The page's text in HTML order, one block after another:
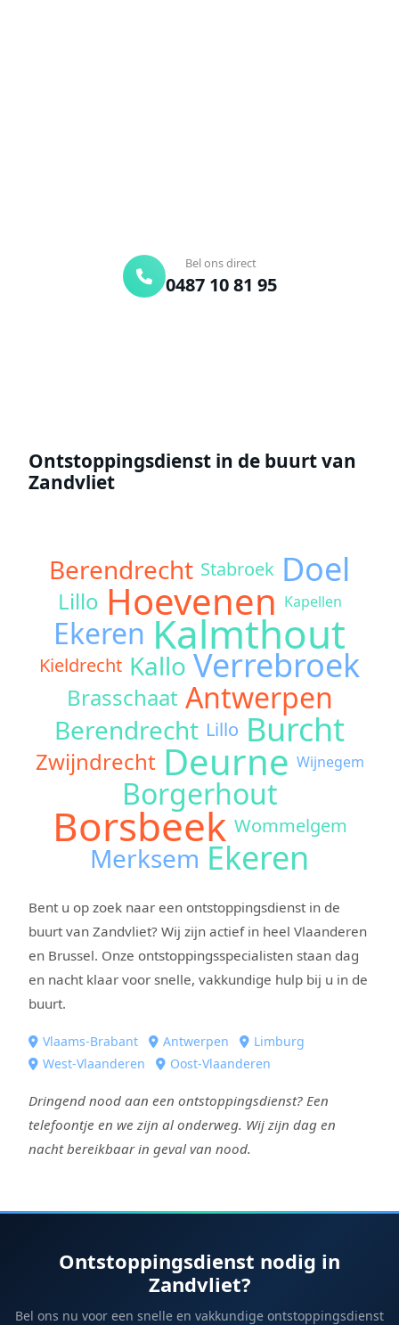
Bel ons direct
0487 10 81 95
Ontstoppingsdienst in de buurt van
Zandvliet
Berendrecht Stabroek Doel
Lillo Hoevenen Kapellen
Ekeren Kalmthout
Kieldrecht Kallo Verrebroek
Brasschaat Antwerpen
Berendrecht Lillo Burcht
Zwijndrecht Deurne Wijnegem
Borgerhout
Borsbeek Wommelgem
Merksem Ekeren
Bent u op zoek naar een ontstoppingsdienst in de
buurt van Zandvliet? Wij zijn actief in heel Vlaanderen
en Brussel. Onze ontstoppingsspecialisten staan dag
en nacht klaar voor snelle, vakkundige hulp bij u in de
buurt.
Vlaams-Brabant Antwerpen
Limburg
West-Vlaanderen
Oost-Vlaanderen
Dringend nood aan een ontstoppingsdienst? Een
telefoontje en we zijn al onderweg. Wij zijn dag en
nacht bereikbaar in geval van nood.
Ontstoppingsdienst nodig in
Zandvliet?
Bel ons nu voor een snelle en vakkundige ontstoppingsdienst